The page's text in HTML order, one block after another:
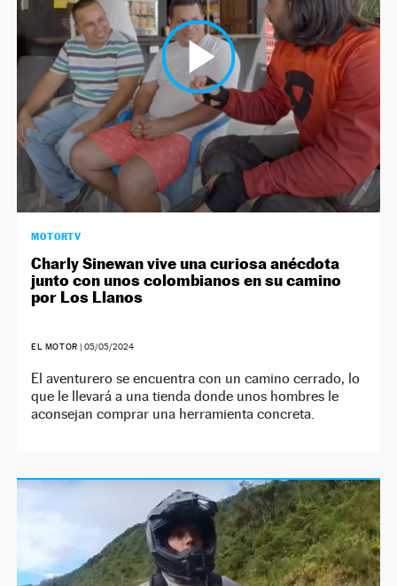
MOTORTV
Charly Sinewan vive una curiosa anécdota
junto con unos colombianos en su camino
por Los Llanos
EL MOTOR |05/05/2024
El aventurero se encuentra con un camino cerrado, lo
que le llevará a una tienda donde unos hombres le
aconsejan comprar una herramienta concreta.